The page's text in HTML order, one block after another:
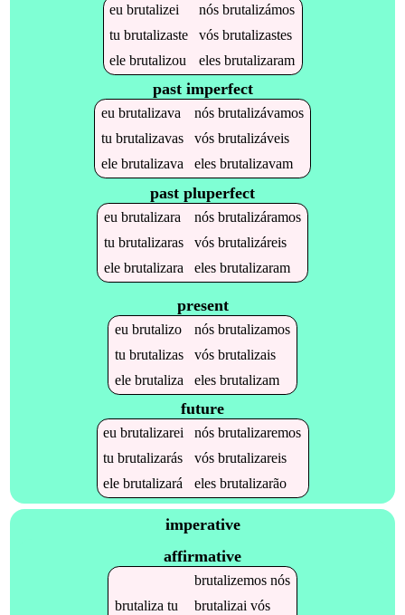
eubrutalizei nósbrutalizámos
tubrutalizaste vósbrutalizastes
elebrutalizou elesbrutalizaram
past imperfect
eu brutalizava nós brutalizávamos
tu brutalizavas vós brutalizáveis
ele brutalizava eles brutalizavam
past pluperfect
eu brutalizara nós brutalizáramos
tu brutalizaras vós brutalizáreis
ele brutalizara eles brutalizaram
present
eu brutalizo nós brutalizamos
tu brutalizas vós brutalizais
ele brutaliza eles brutalizam
future
eubrutalizarei nósbrutalizaremos
tubrutalizarás vósbrutalizareis
elebrutalizará elesbrutalizarão
imperative
affirmative
brutalizemosnós
brutaliza tu brutalizai vós